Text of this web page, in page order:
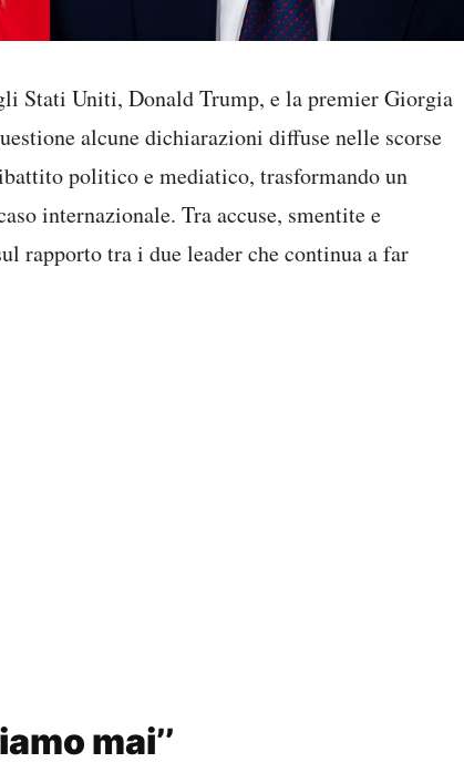
Stati Uniti, Donald Trump, e la premier Giorgia
alcune dichiarazioni diffuse nelle scorse
politico e mediatico, trasformando un
internazionale. Tra accuse, smentite e
rapporto tra i due leader che continua a far
mai’’